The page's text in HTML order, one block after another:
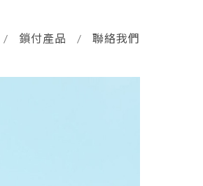
/ 鎖付產品 / 聯絡我們